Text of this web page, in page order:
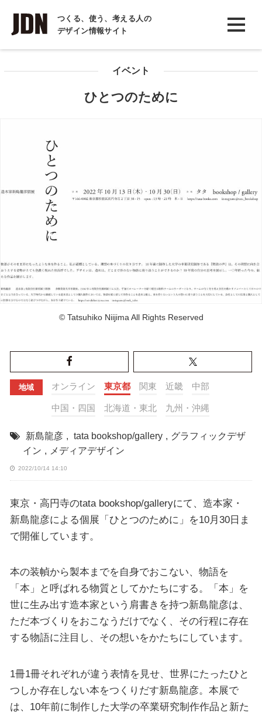
つくる、使う、考える人の
デザイン情報サイト
INTERVIEW
インタビュー
イベント
ひとつのために
© Tatsuhiko Niijima All Rights Reserved
地域 オンライン 東京都 関東 近畿 中部
中国・四国 北海道・東北 九州・沖縄
新島龍彦 , tata bookshop/gallery , グラフィックデザ
イン , メディアデザイン
2022/10/14 14:10
東京・高円寺のtata bookshop/galleryにて、造本家・
新島龍彦による個展「ひとつのために」を10月30日ま
で開催しています。
本の装幀から製本までを自身でおこない、物語を
「本」と呼ばれる物質としてかたちにする。「本」を
世に生み出す造本家という肩書きを持つ新島龍彦は、
ただ本づくりをおこなうだけでなく、その行程に存在
する物語に注目し、その想いをかたちにしています。
1冊1冊それぞれが違う表情を見せ、世界にたったひと
つしか存在しない本をつくりだす新島龍彦。本展で
は、10年前に制作した大学の卒業研究制作作品と新た